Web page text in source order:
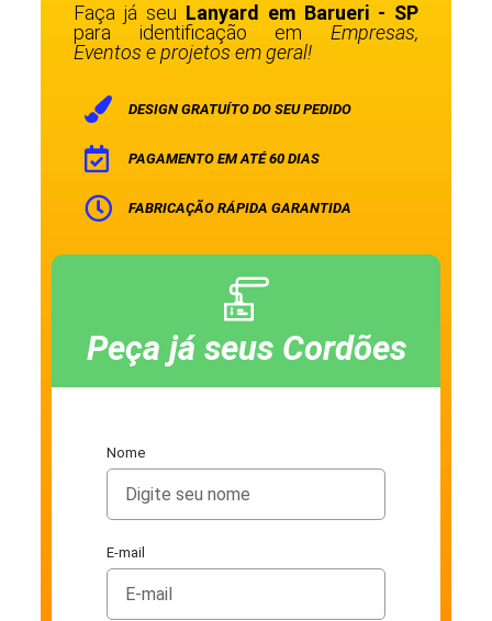
Faça já seu Lanyard em Barueri - SP
para identificação em Empresas,
Eventos e projetos em geral!
DESIGN GRATUÍTO DO SEU PEDIDO
PAGAMENTO EM ATÉ 60 DIAS
FABRICAÇÃO RÁPIDA GARANTIDA
Peça já seus Cordões
Nome
E-mail